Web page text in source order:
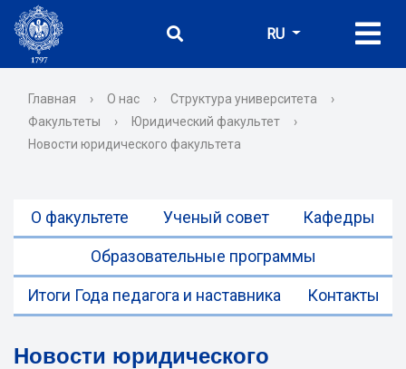
RU
Главная › О нас › Структура университета
›
Факультеты
› Юридический факультет
›
Новости юридического факультета
О факультете Ученый совет Кафедры
Образовательные программы
Итоги Года педагога и наставника Контакты
Новости юридического